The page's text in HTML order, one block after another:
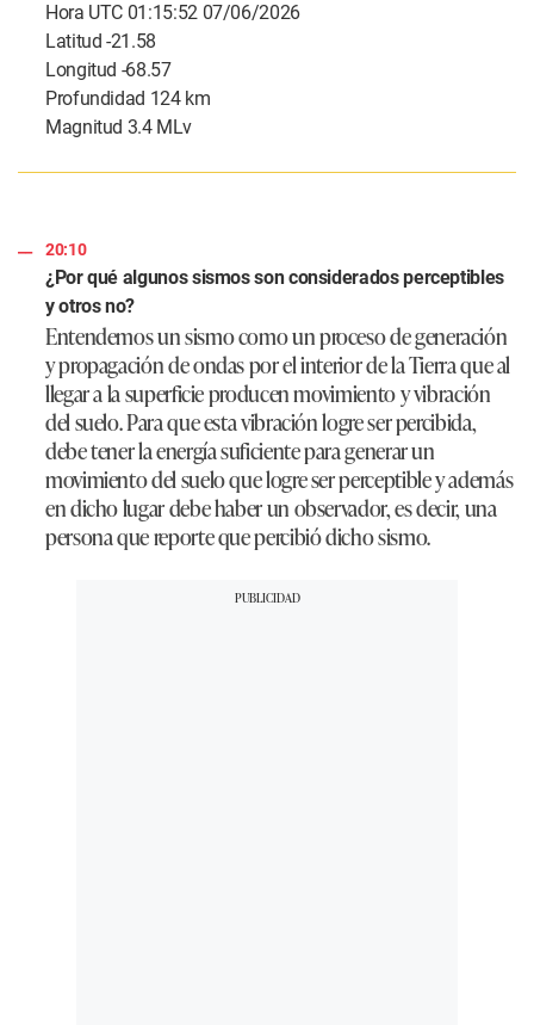
Hora UTC 01:15:52 07/06/2026
Latitud -21.58
Longitud -68.57
Profundidad 124 km
Magnitud 3.4 MLv
20:10
¿Por qué algunos sismos son considerados perceptibles
y otros no?
Entendemos un sismo como un proceso de generación
y propagación de ondas por el interior de la Tierra que al
llegar a la superficie producen movimiento y vibración
del suelo. Para que esta vibración logre ser percibida,
debe tener la energía suficiente para generar un
movimiento del suelo que logre ser perceptible y además
en dicho lugar debe haber un observador, es decir, una
persona que reporte que percibió dicho sismo.